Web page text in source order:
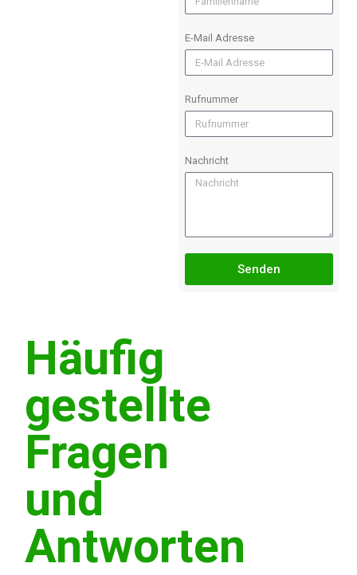
E-Mail Adresse
Rufnummer
Nachricht
Senden
Häufig
gestellte
Fragen
und
Antworten